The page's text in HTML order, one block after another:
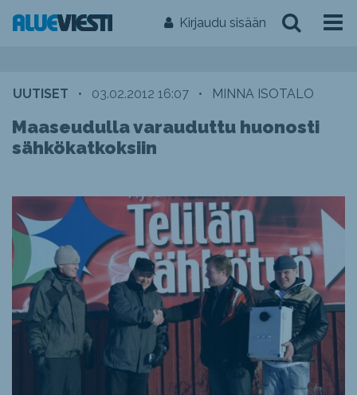
Kirjaudu sisään
UUTISET • 03.02.2012 16:07 • MINNA ISOTALO
Maaseudulla varauduttu huonosti
sähkökatkoksiin